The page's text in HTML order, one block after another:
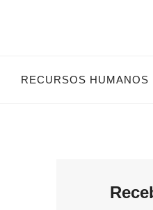
RECURSOS HUMANOS